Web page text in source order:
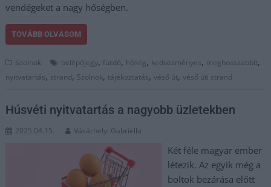
vendégeket a nagy hőségben.
TOVÁBB OLVASOM
Szolnok belépőjegy, fürdő, hőség, kedvezményes, meghosszabbít,
nyitvatartás, strand, Szolnok, tájékoztatás,véső út,véső úti strand
Húsvéti nyitvatartás a nagyobb üzletekben
2025.04.15. Vásárhelyi Gabriella
Két féle magyar ember
létezik. Az egyik még a
boltok bezárása előtt